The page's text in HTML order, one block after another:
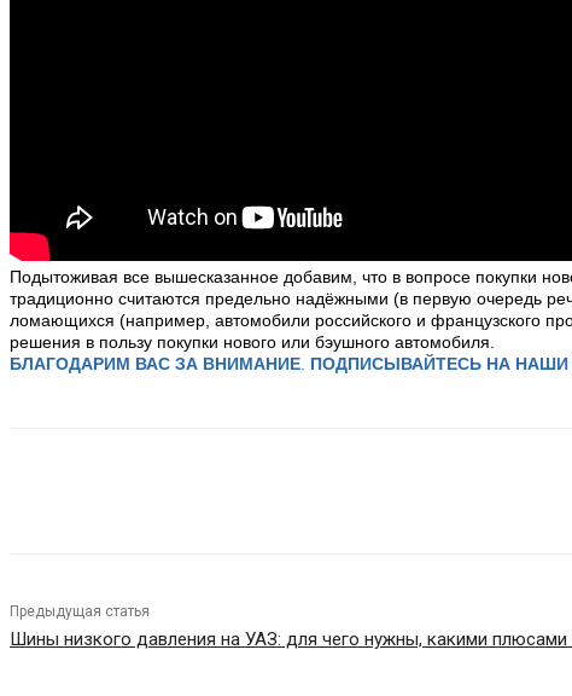
Подытоживая все вышесказанное добавим, что в вопросе покупки
традиционно считаются предельно надёжными (в первую очередь
ломающихся (например, автомобили российского и французского
решения в пользу покупки нового или бэушного автомобиля.
БЛАГОДАРИМ ВАС ЗА ВНИМАНИЕ ПОДПИСЫВАЙТЕСЬ НА
Предыдущая статья
Шины низкого давления на УАЗ: для чего нужны, какими